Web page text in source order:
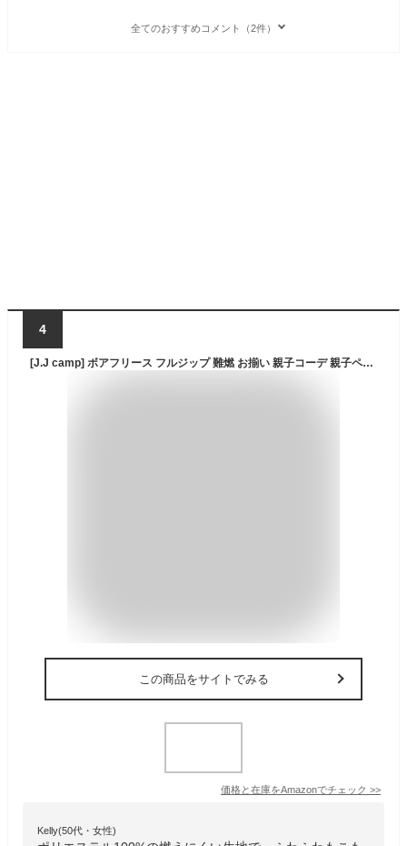
全てのおすすめコメント（2件）
4
[J.J camp] ボアフリース フルジップ 難燃 お揃い 親子コーデ 親子ペア ペアルック 長袖 ユニセックス (90cm, BUDOU(09))
この商品をサイトでみる
価格と在庫をAmazonでチェック >>
Kelly(50代・女性)